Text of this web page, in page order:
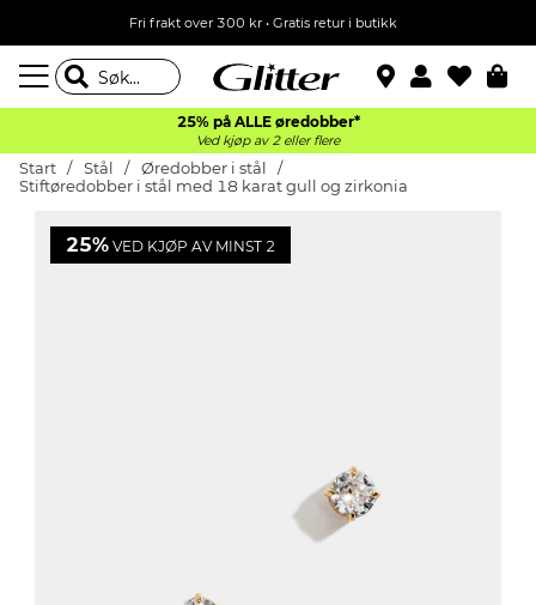
Fri frakt over 300 kr • Gratis retur i butikk
25% på ALLE øredobber*
Ved kjøp av 2 eller flere
Start Stål
Øredobber i stål
Stiftøredobber i stål med 18 karat gull og zirkonia
25% VED KJØP AV MINST 2